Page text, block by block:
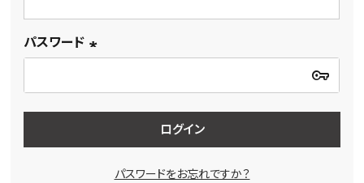
須)
パスワード
須)
ログイン
パスワードをお忘れですか？